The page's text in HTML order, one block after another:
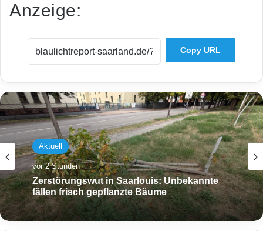
Anzeige:
Copy URL
Aktuell
vor 2 Stunden
Zerstörungswut in Saarlouis: Unbekannte
fällen frisch gepflanzte Bäume